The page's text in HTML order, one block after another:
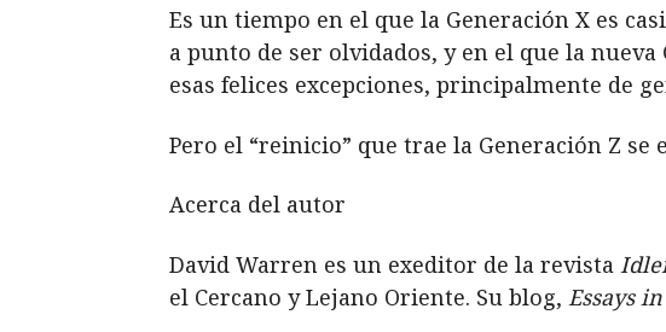
Es un tiempo en el que la Generación X es
a punto de ser olvidados, y en el que la
esas felices excepciones, principalmente de
Pero el “reinicio” que trae la Generación Z se
Acerca del autor
David Warren es un exeditor de la revista
el Cercano y Lejano Oriente. Su blog, Essays